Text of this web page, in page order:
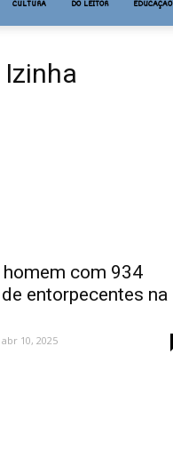
CULTURA DO LEITOR EDUCAÇÃO
Izinha
homem com 934
entorpecentes na
abr 10, 2025